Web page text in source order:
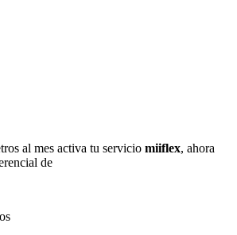
al mes activa tu servicio miiflex, ahora
de